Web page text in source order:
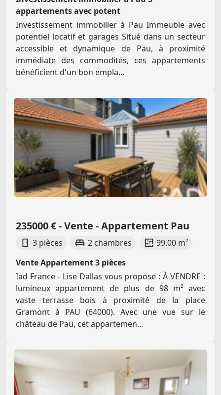
appartements avec potent
Investissement immobilier à Pau Immeuble avec
potentiel locatif et garages Situé dans un secteur
accessible et dynamique de Pau, à proximité
immédiate des commodités, ces appartements
bénéficient d'un bon empla...
235000 € - Vente - Appartement Pau
3 pièces 2 chambres
99.00 m²
Vente Appartement 3 pièces
Iad France - Lise Dallas vous propose : À VENDRE :
lumineux appartement de plus de 98 m² avec
vaste terrasse bois à proximité de la place
Gramont à PAU (64000). Avec une vue sur le
château de Pau, cet appartemen...